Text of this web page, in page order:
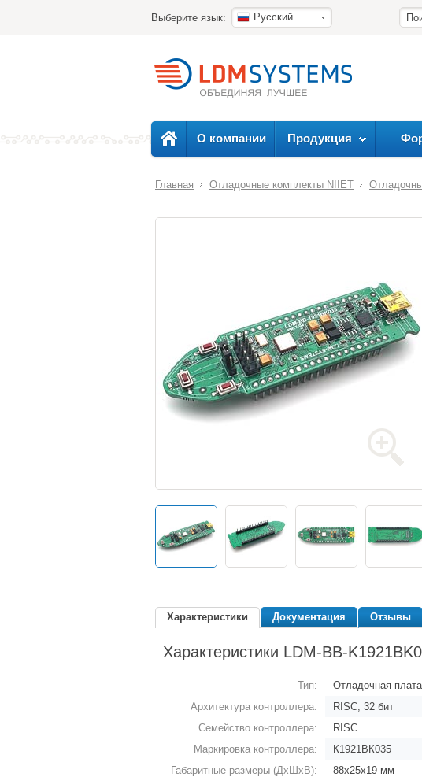
Выберите язык: Русский
О компании Продукция
Главная Отладочные комплекты NIIET
Характеристики Документация Отзывы
Характеристики LDM-BB-
Тип:
Отладочная плата
Архитектура контроллера:
RISC, 32 бит
Семейство контроллера:
RISC
Маркировка контроллера:
К1921ВК035
Габаритные размеры (ДхШхВ):
88х25х19 мм